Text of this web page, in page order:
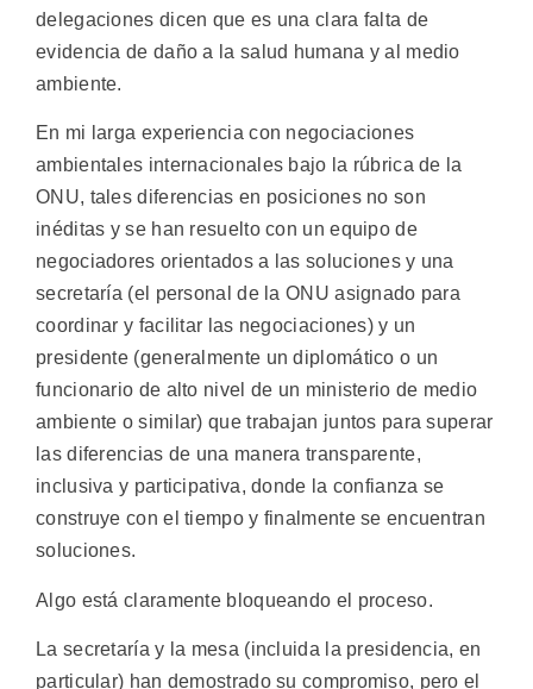
delegaciones dicen que es una clara falta de
evidencia de daño a la salud humana y al medio
ambiente.
En mi larga experiencia con negociaciones
ambientales internacionales bajo la rúbrica de la
ONU, tales diferencias en posiciones no son
inéditas y se han resuelto con un equipo de
negociadores orientados a las soluciones y una
secretaría (el personal de la ONU asignado para
coordinar y facilitar las negociaciones) y un
presidente (generalmente un diplomático o un
funcionario de alto nivel de un ministerio de medio
ambiente o similar) que trabajan juntos para superar
las diferencias de una manera transparente,
inclusiva y participativa, donde la confianza se
construye con el tiempo y finalmente se encuentran
soluciones.
Algo está claramente bloqueando el proceso.
La secretaría y la mesa (incluida la presidencia, en
particular) han demostrado su compromiso, pero el